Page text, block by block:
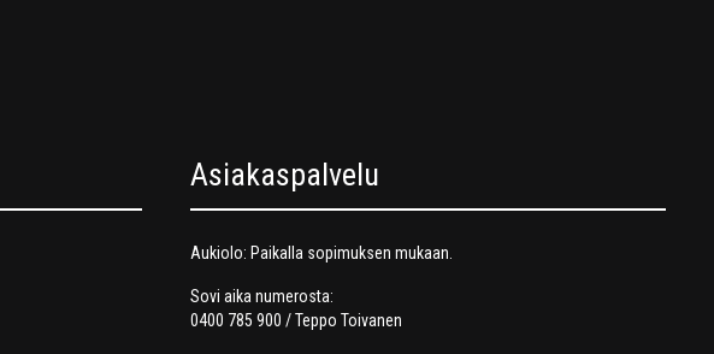
Asiakaspalvelu
Aukiolo: Paikalla sopimuksen mukaan.
Sovi aika numerosta:
0400 785 900 / Teppo Toivanen